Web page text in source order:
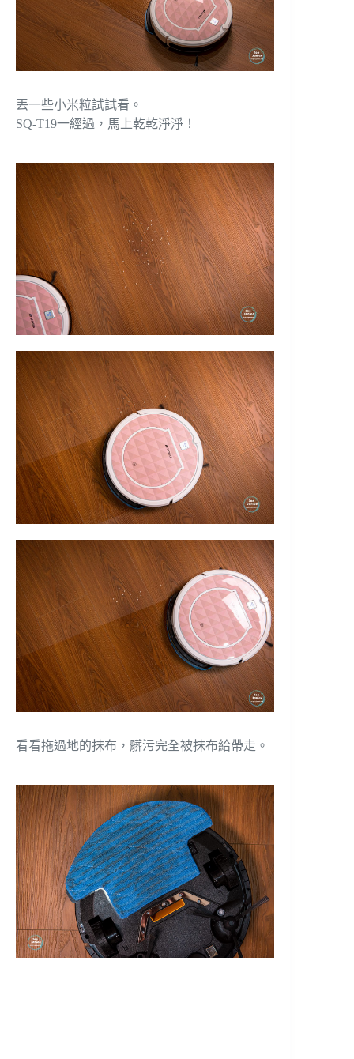
丟一些小米粒試試看。
SQ-T19一經過，馬上乾乾淨淨！
看看拖過地的抹布，髒污完全被抹布給帶走。